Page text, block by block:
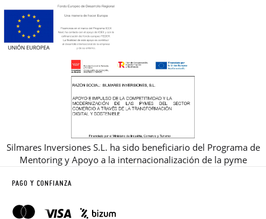
Silmares Inversiones S.L. ha sido beneficiario del Programa de
Mentoring y Apoyo a la internacionalización de la pyme
PAGO Y CONFIANZA